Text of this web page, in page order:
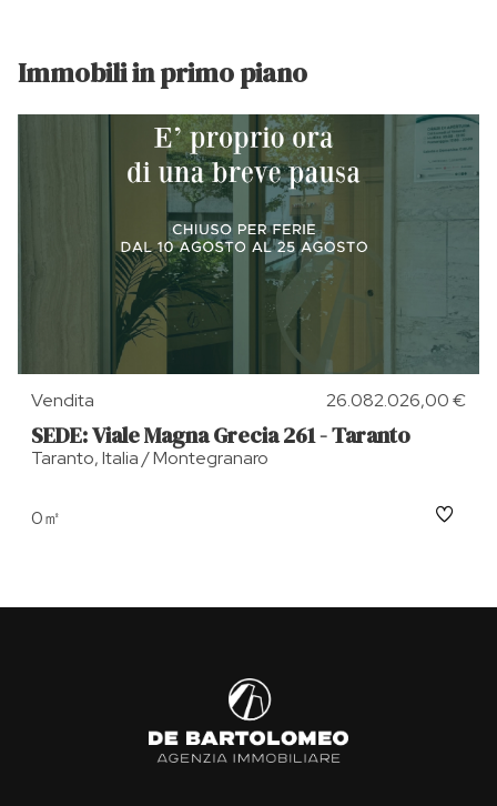
Immobili in primo piano
Vendita 26.082.026,00 €
SEDE: Viale Magna Grecia 261 - Taranto
Taranto, Italia / Montegranaro
0㎡